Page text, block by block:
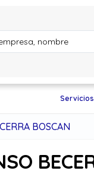
BOSCAN